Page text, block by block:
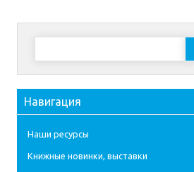
Найти:
Навигация
Наши ресурсы
Книжные новинки, выставки